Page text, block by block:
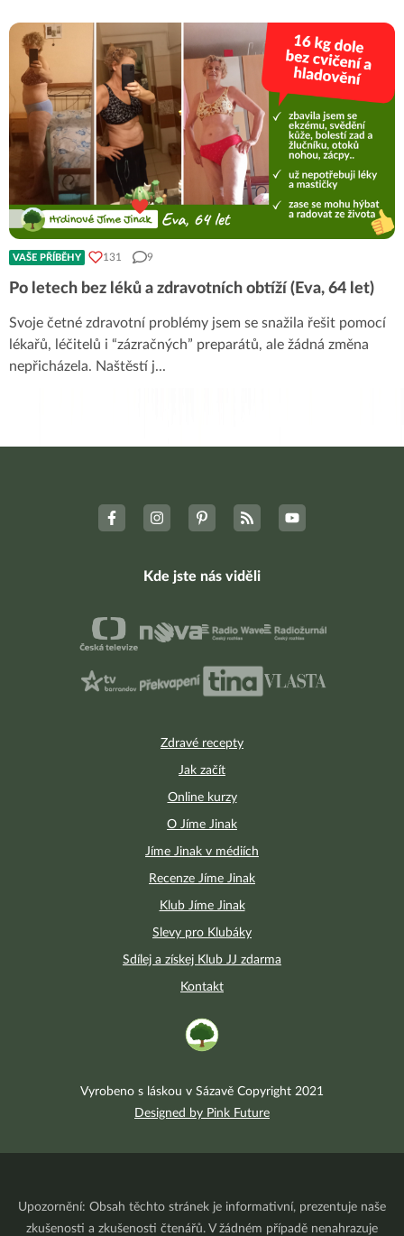
VAŠE PŘÍBĚHY 131 9
Po letech bez léků a zdravotních obtíží (Eva, 64 let)
Svoje četné zdravotní problémy jsem se snažila řešit pomocí
lékařů, léčitelů i “zázračných” preparátů, ale žádná změna
nepřicházela. Naštěstí j...
Zdravé recepty
Jak začít
Online kurzy
O Jíme Jinak
Jíme Jinak v médiích
Recenze Jíme Jinak
Klub Jíme Jinak
Slevy pro Klubáky
Sdílej a získej Klub JJ zdarma
Kontakt
Kde jste nás viděli
Vyrobeno s láskou v Sázavě Copyright 2021
Designed by Pink Future
Upozornění: Obsah těchto stránek je informativní, prezentuje naše
zkušenosti a zkušenosti čtenářů. V žádném případě nenahrazuje